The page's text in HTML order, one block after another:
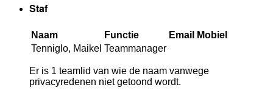
Staf
Naam Functie Email
Mobiel
Tenniglo, Maikel Teammanager
Er is 1 teamlid van wie de naam vanwege
privacyredenen niet getoond wordt.